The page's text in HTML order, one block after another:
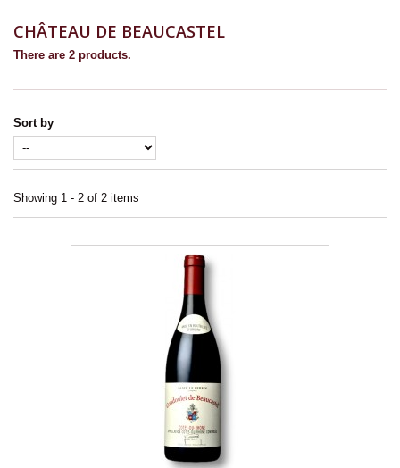
CHÂTEAU DE BEAUCASTEL
There are 2 products.
Sort by
Showing 1 - 2 of 2 items